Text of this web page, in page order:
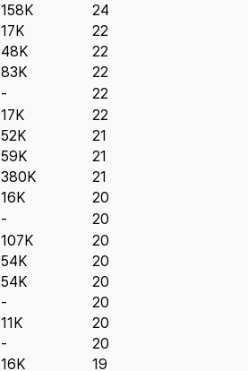
158K
24
17K
22
48K
22
83K
22
-
22
17K
22
52K
21
59K
21
380K
21
16K
20
-
20
107K
20
54K
20
54K
20
-
20
11K
20
-
20
16K
19